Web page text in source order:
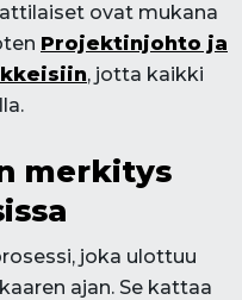
ovat mukana
Projektinjohto ja
, jotta kaikki
merkitys
joka ulottuu
ajan. Se kattaa